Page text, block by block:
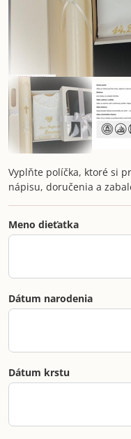
Vyplňte políčka, ktoré si
nápisu, doručenia a
Meno dieťatka
Dátum narodenia
Dátum krstu